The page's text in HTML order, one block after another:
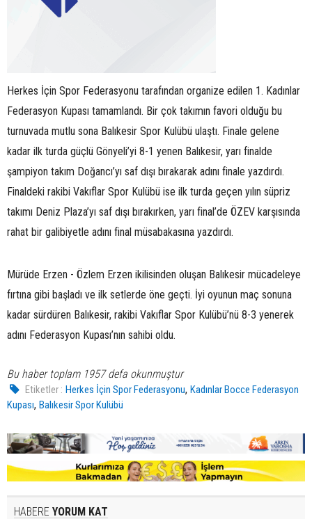
Herkes İçin Spor Federasyonu tarafından organize edilen 1. Kadınlar
Federasyon Kupası tamamlandı. Bir çok takımın favori olduğu bu
turnuvada mutlu sona Balıkesir Spor Kulübü ulaştı. Finale gelene
kadar ilk turda güçlü Gönyeli’yi 8-1 yenen Balıkesir, yarı finalde
şampiyon takım Doğancı’yı saf dışı bırakarak adını finale yazdırdı.
Finaldeki rakibi Vakıflar Spor Kulübü ise ilk turda geçen yılın süpriz
takımı Deniz Plaza’yı saf dışı bırakırken, yarı final’de ÖZEV karşısında
rahat bir galibiyetle adını final müsabakasına yazdırdı.
Mürüde Erzen - Özlem Erzen ikilisinden oluşan Balıkesir mücadeleye
fırtına gibi başladı ve ilk setlerde öne geçti. İyi oyunun maç sonuna
kadar sürdüren Balıkesir, rakibi Vakıflar Spor Kulübü’nü 8-3 yenerek
adını Federasyon Kupası’nın sahibi oldu.
Bu haber toplam 1957 defa okunmuştur
Etiketler : Herkes İçin Spor Federasyonu,Kadınlar Bocce Federasyon
Kupası, Balıkesir Spor Kulübü
HABERE YORUM KAT